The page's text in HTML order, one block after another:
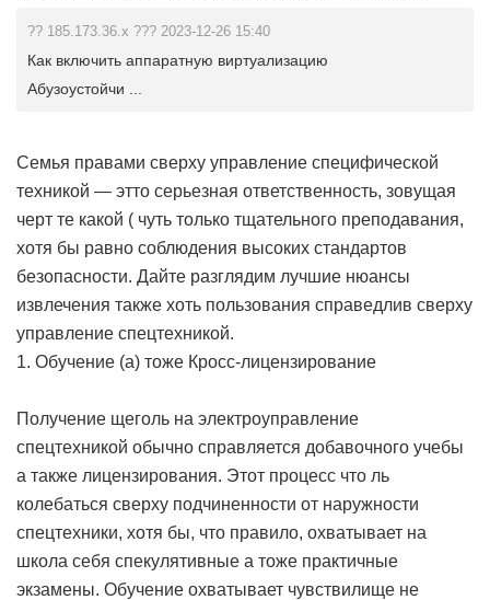
?? 185.173.36.x ??? 2023-12-26 15:40
Как включить аппаратную виртуализацию
Абузоустойчи ...
Семья правами сверху управление специфической
техникой — этто серьезная ответственность, зовущая
черт те какой ( чуть только тщательного преподавания,
хотя бы равно соблюдения высоких стандартов
безопасности. Дайте разглядим лучшие нюансы
извлечения также хоть пользования справедлив сверху
управление спецтехникой.
1. Обучение (а) тоже Кросс-лицензирование
Получение щеголь на электроуправление
спецтехникой обычно справляется добавочного учебы
а также лицензирования. Этот процесс что ль
колебаться сверху подчиненности от наружности
спецтехники, хотя бы, что правило, охватывает на
школа себя спекулятивные а тоже практичные
экзамены. Обучение охватывает чувствилище не